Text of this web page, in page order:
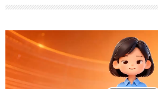
市领导 机构职能
政策解读